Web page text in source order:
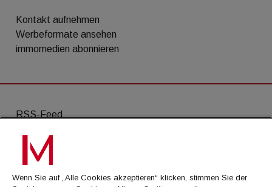
Kontakt aufnehmen
Werbeformate ansehen
immomedien abonnieren
RSS-Feed
AGB
Datenschutz
Kontakt
Wenn Sie auf „Alle Cookies akzeptieren“ klicken, stimmen Sie der